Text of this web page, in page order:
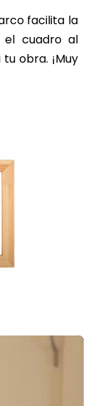
facilita la
cuadro al
obra. ¡Muy